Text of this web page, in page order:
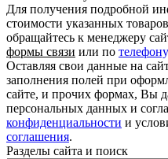
Для получения подробной
стоимости указанных
обращайтесь к менеджеру
формы связи или по телефону
Оставляя свои данные на
заполнения полей при
сайте, и прочих формах, Вы
персональных данных и
конфиденциальности и
соглашения.
Разделы сайта и поиск